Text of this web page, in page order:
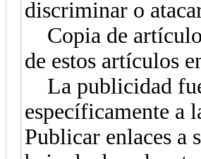
discriminar o
Copia de
de estos artículos
La publicidad
específicamente a
Publicar enlaces a